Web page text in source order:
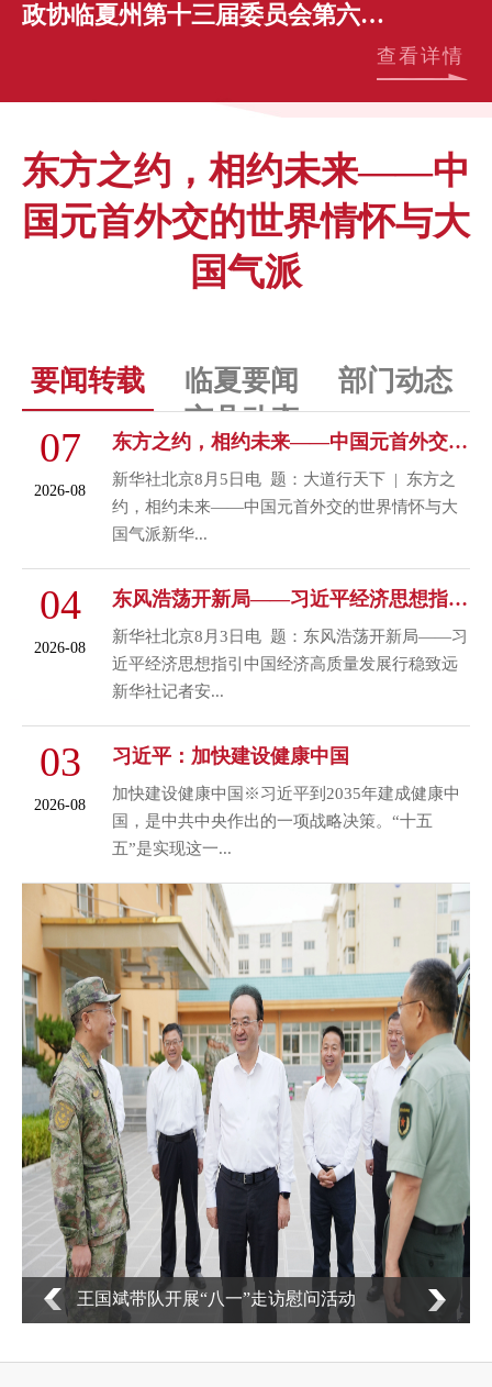
政协临夏州第十三届委员会第六次会议
查看详情
东方之约，相约未来——中
国元首外交的世界情怀与大
国气派
要闻转载 临夏要闻
部门动态
市县动态
+浏览更多
07
2026-08
东方之约，相约未来——中国元首外交的世界情怀与大国气派
新华社北京8月5日电 题：大道行天下 | 东方之
约，相约未来——中国元首外交的世界情怀与大
国气派新华...
04
2026-08
东风浩荡开新局——习近平经济思想指引中国经济高质量发展行稳致远
新华社北京8月3日电 题：东风浩荡开新局——习
近平经济思想指引中国经济高质量发展行稳致远
新华社记者安...
03
2026-08
习近平：加快建设健康中国
加快建设健康中国※习近平到2035年建成健康中
国，是中共中央作出的一项战略决策。“十五
五”是实现这一...
开局起步“十五五”——奋力谱写中国式现代化